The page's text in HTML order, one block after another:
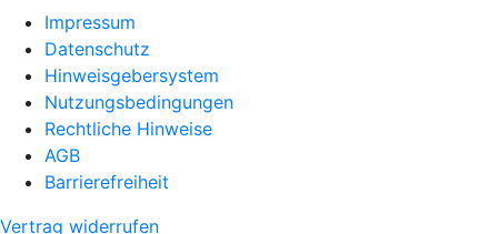
Impressum
Datenschutz
Hinweisgebersystem
Nutzungsbedingungen
Rechtliche Hinweise
AGB
Barrierefreiheit
Vertrag widerrufen